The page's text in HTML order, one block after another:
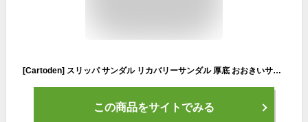
[Cartoden] スリッパ サンダル リカバリーサンダル 厚底 おおきいサイズ 24cm~29.5cm おしゃれ 室内 室外 軽量 滑り止め 男女兼用 (ネイビーオレンジ, measurement_24_point_5_centimeters)
この商品をサイトでみる